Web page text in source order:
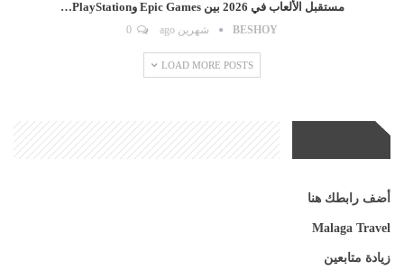
مستقبل الألعاب في 2026 بين Epic Games وPlayStation…
BESHOY شهرين ago
LOAD MORE POSTS
أضف رابطك هنا
Malaga Travel
زيادة متابعين